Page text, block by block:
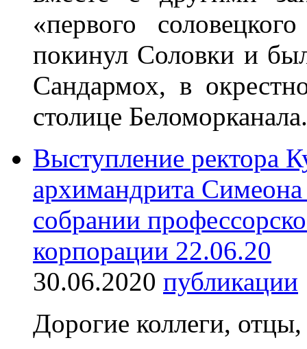
«первого
покинул Соловки и
Сандармох, в
столице
Выступление ректора
архимандрита
собрании
корпорации 22.06.20
30.06.2020 публикации
Дорогие коллеги,